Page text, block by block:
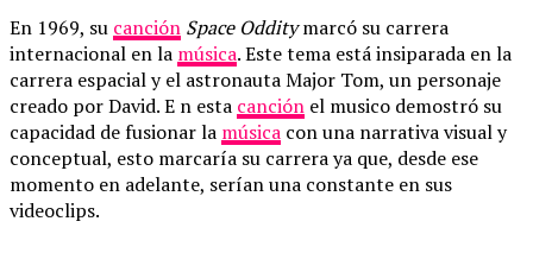
En 1969, su canción Space Odditymarcó su carrera
internacional en la música. Este tema está insiparada en la
carrera espacial y el astronauta Major Tom, un personaje
creado por David. E n esta canción el musico demostró su
capacidad de fusionar la música con una narrativa visual y
conceptual, esto marcaría su carrera ya que, desde ese
momento en adelante, serían una constante en sus
videoclips.